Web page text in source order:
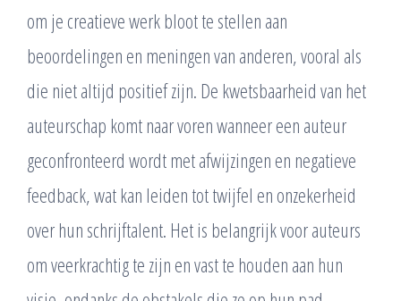
om je creatieve werk bloot te stellen aan
beoordelingen en meningen van anderen, vooral als
die niet altijd positief zijn. De kwetsbaarheid van het
auteurschap komt naar voren wanneer een auteur
geconfronteerd wordt met afwijzingen en negatieve
feedback, wat kan leiden tot twijfel en onzekerheid
over hun schrijftalent. Het is belangrijk voor auteurs
om veerkrachtig te zijn en vast te houden aan hun